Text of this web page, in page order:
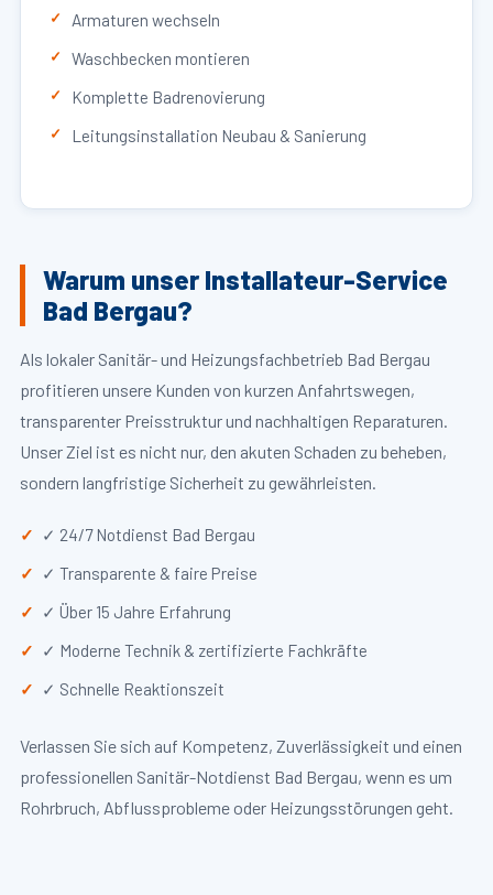
Armaturen wechseln
Waschbecken montieren
Komplette Badrenovierung
Leitungsinstallation Neubau & Sanierung
Warum unser Installateur-Service
Bad Bergau?
Als lokaler Sanitär- und Heizungsfachbetrieb Bad Bergau
profitieren unsere Kunden von kurzen Anfahrtswegen,
transparenter Preisstruktur und nachhaltigen Reparaturen.
Unser Ziel ist es nicht nur, den akuten Schaden zu beheben,
sondern langfristige Sicherheit zu gewährleisten.
✓ 24/7 Notdienst Bad Bergau
✓ Transparente & faire Preise
✓ Über 15 Jahre Erfahrung
✓ Moderne Technik & zertifizierte Fachkräfte
✓ Schnelle Reaktionszeit
Verlassen Sie sich auf Kompetenz, Zuverlässigkeit und einen
professionellen Sanitär-Notdienst Bad Bergau, wenn es um
Rohrbruch, Abflussprobleme oder Heizungsstörungen geht.